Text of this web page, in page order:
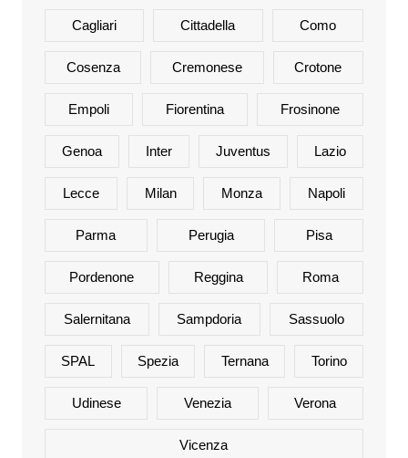
Cagliari Cittadella Como
Cosenza Cremonese Crotone
Empoli Fiorentina Frosinone
Genoa Inter Juventus Lazio
Lecce Milan Monza Napoli
Parma Perugia Pisa
Pordenone Reggina Roma
Salernitana Sampdoria Sassuolo
SPAL Spezia Ternana Torino
Udinese Venezia Verona
Vicenza